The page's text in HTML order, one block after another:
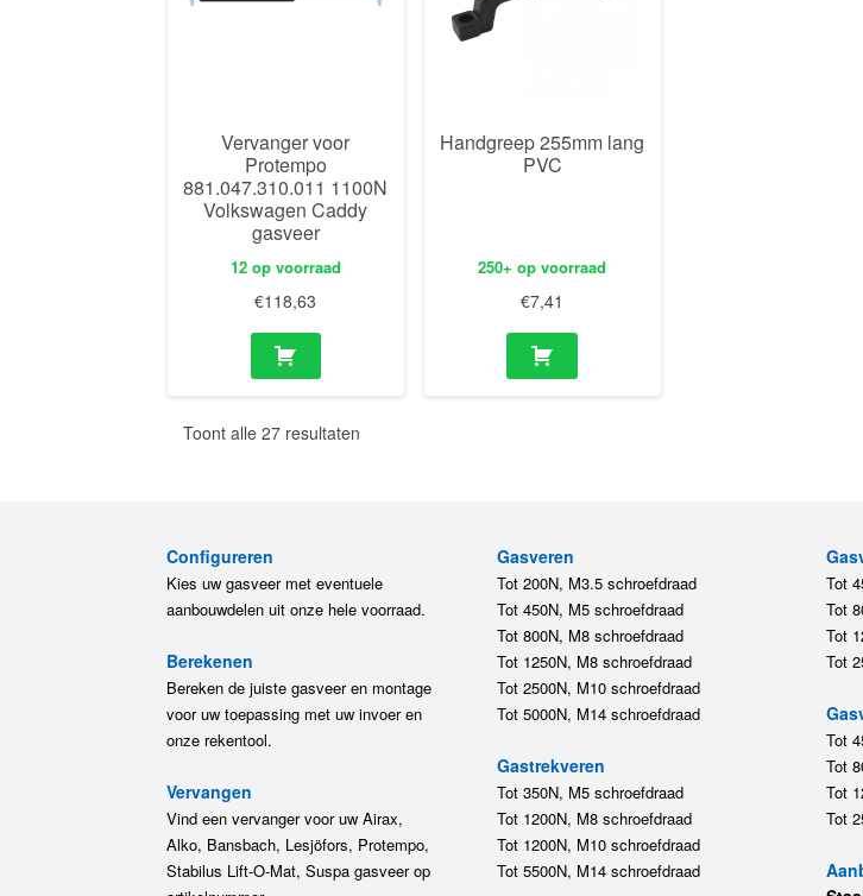
Vervanger voor
Protempo
881.047.310.011 1100N
Volkswagen Caddy
gasveer
12 op voorraad
€118,63
Handgreep 255mm lang
PVC
250+ op voorraad
€7,41
Toont alle 27 resultaten
Configureren
Kies uw gasveer met eventuele
aanbouwdelen uit onze hele voorraad.
Berekenen
Bereken de juiste gasveer en montage
voor uw toepassing met uw invoer en
onze rekentool.
Vervangen
Vind een vervanger voor uw Airax,
Alko, Bansbach, Lesjöfors, Protempo,
Stabilus Lift-O-Mat, Suspa gasveer op
Gasveren
Tot 200N, M3.5 schroefdraad
Tot 450N, M5 schroefdraad
Tot 800N, M8 schroefdraad
Tot 1250N, M8 schroefdraad
Tot 2500N, M10 schroefdraad
Tot 5000N, M14 schroefdraad
Gastrekveren
Tot 350N, M5 schroefdraad
Tot 1200N, M8 schroefdraad
Tot 1200N, M10 schroefdraad
Tot 5500N, M14 schroefdraad
Tot
Tot
Tot
Tot
Tot
Tot
Tot
Tot